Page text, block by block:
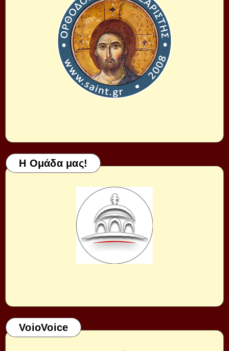
Η Ομάδα μας!
VoioVoice